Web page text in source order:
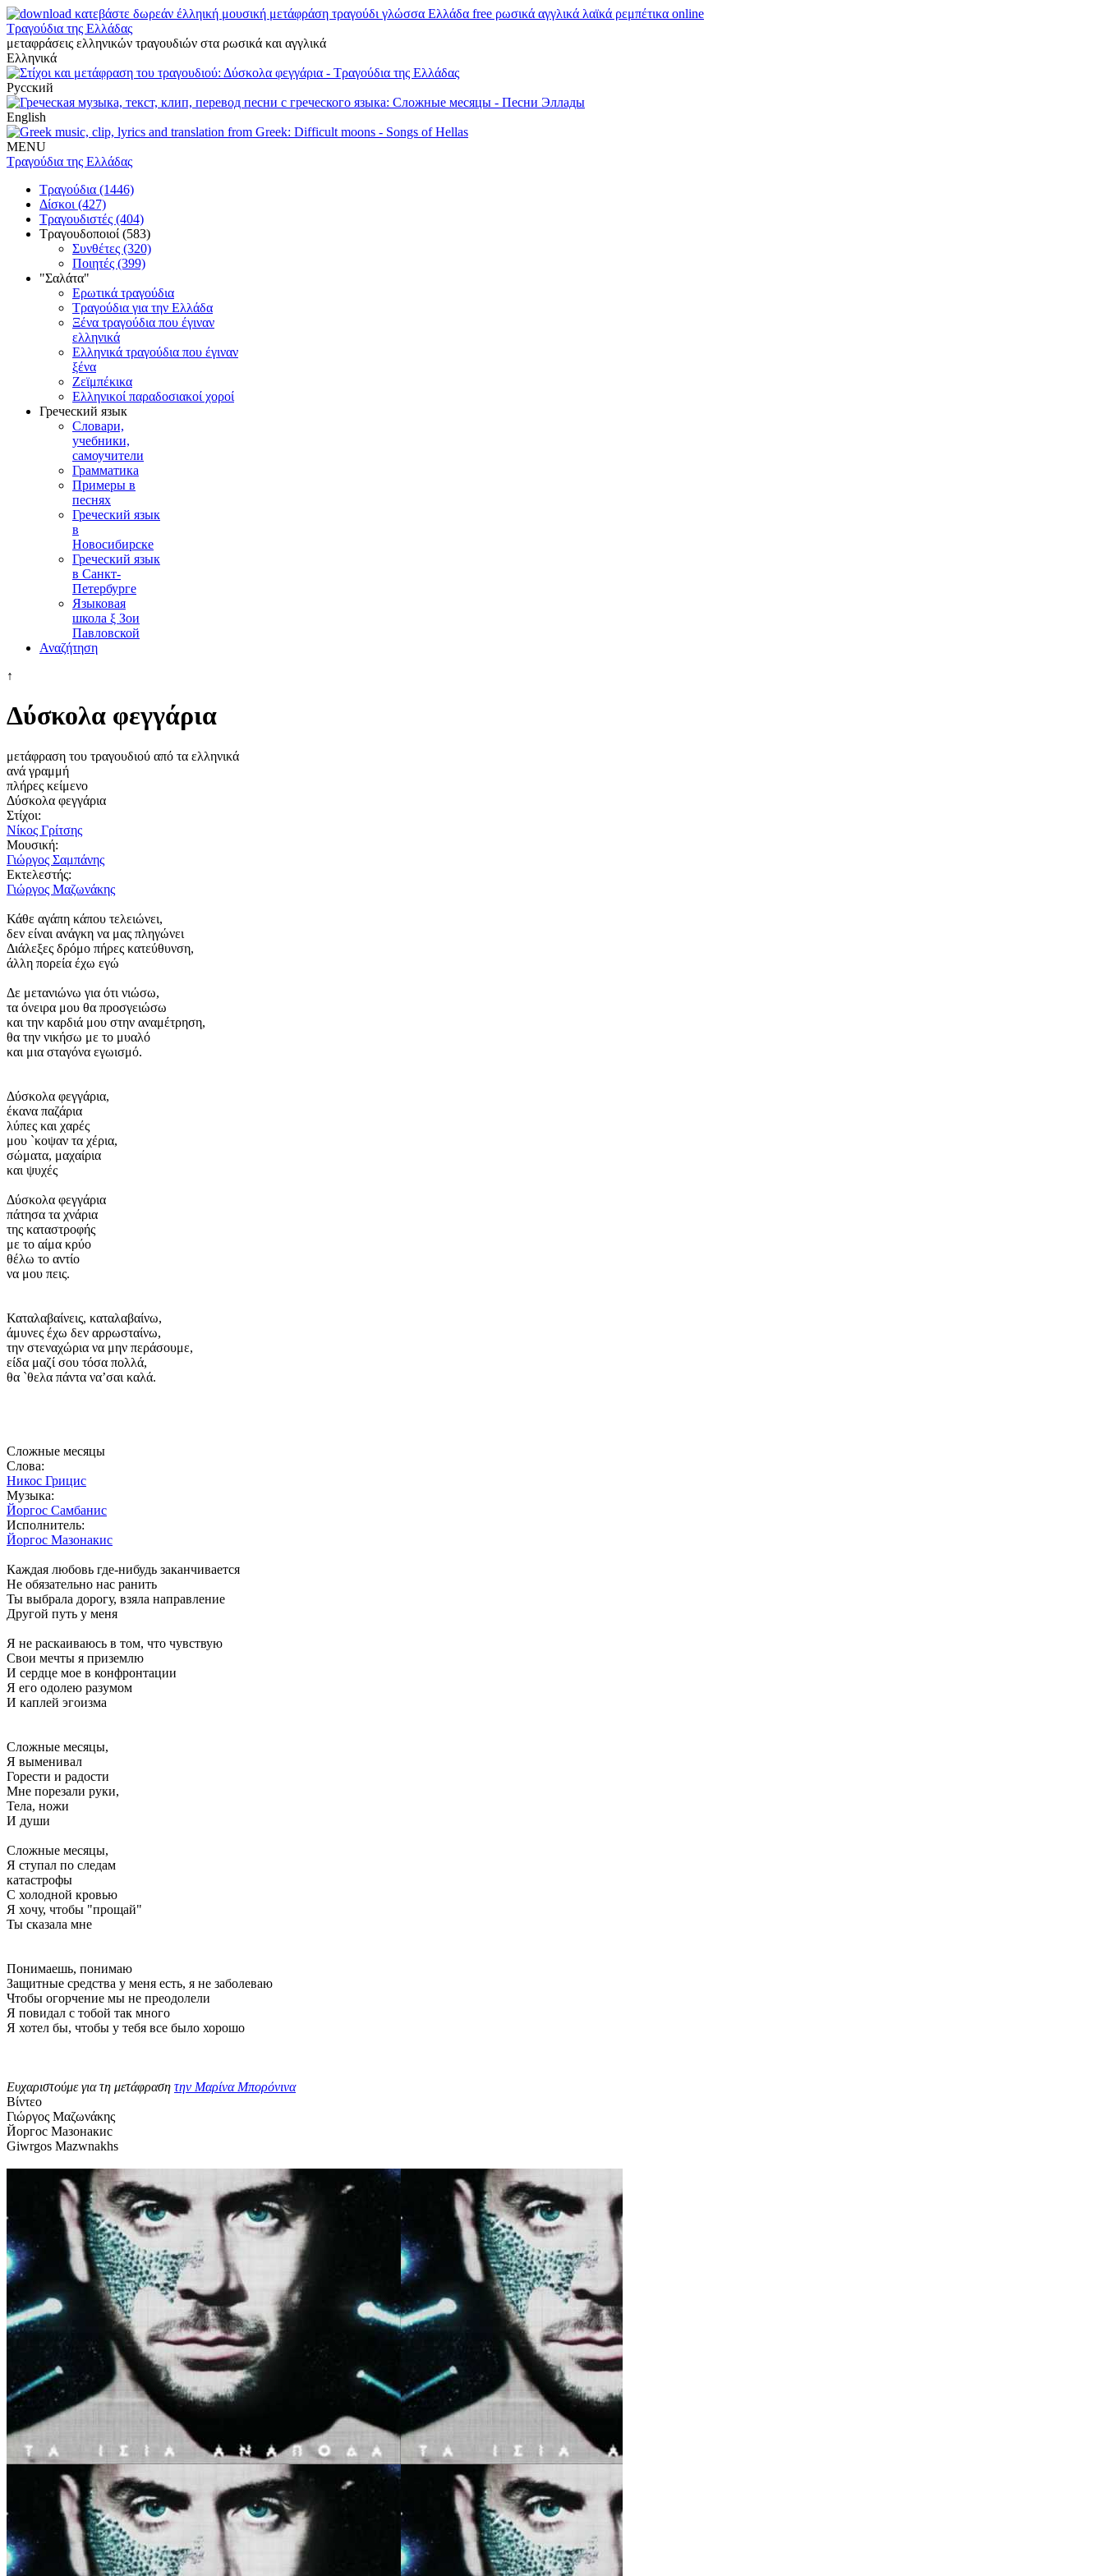
Τραγούδια της Ελλάδας
μεταφράσεις ελληνικών τραγουδιών στα ρωσικά και αγγλικά
Ελληνικά
Русский
English
MENU
Τραγούδια της Ελλάδας
Τραγούδια (1446)
Δίσκοι (427)
Τραγουδιστές (404)
Τραγουδοποιοί (583)
Συνθέτες (320)
Ποιητές (399)
"Σαλάτα"
Ερωτικά τραγούδια
Τραγούδια για την Ελλάδα
Ξένα τραγούδια που έγιναν
ελληνικά
Ελληνικά τραγούδια που έγιναν
ξένα
Ζεϊμπέκικα
Ελληνικοί παραδοσιακοί χοροί
Греческий язык
Словари,
учебники,
самоучители
Грамматика
Примеры в
песнях
Греческий язык
в
Новосибирске
Греческий язык
в Санкт-
Петербурге
Языковая
школа ξ Зои
Павловской
Αναζήτηση
↑
Δύσκολα φεγγάρια
μετάφραση του τραγουδιού από τα ελληνικά
ανά γραμμή
πλήρες κείμενο
Δύσκολα φεγγάρια
Στίχοι:
Νίκος Γρίτσης
Μουσική:
Γιώργος Σαμπάνης
Εκτελεστής:
Γιώργος Μαζωνάκης
Κάθε αγάπη κάπου τελειώνει,
δεν είναι ανάγκη να μας πληγώνει
Διάλεξες δρόμο πήρες κατεύθυνση,
άλλη πορεία έχω εγώ
Δε μετανιώνω για ότι νιώσω,
τα όνειρα μου θα προσγειώσω
και την καρδιά μου στην αναμέτρηση,
θα την νικήσω με το μυαλό
και μια σταγόνα εγωισμό.
Δύσκολα φεγγάρια,
έκανα παζάρια
λύπες και χαρές
μου `κοψαν τα χέρια,
σώματα, μαχαίρια
και ψυχές
Δύσκολα φεγγάρια
πάτησα τα χνάρια
της καταστροφής
με το αίμα κρύο
θέλω το αντίο
να μου πεις.
Καταλαβαίνεις, καταλαβαίνω,
άμυνες έχω δεν αρρωσταίνω,
την στεναχώρια να μην περάσουμε,
είδα μαζί σου τόσα πολλά,
θα `θελα πάντα να’σαι καλά.
Сложные месяцы
Слова:
Никос Грицис
Музыка:
Йоргос Самбанис
Исполнитель:
Йоргос Мазонакис
Каждая любовь где-нибудь заканчивается
Не обязательно нас ранить
Ты выбрала дорогу, взяла направление
Другой путь у меня
Я не раскаиваюсь в том, что чувствую
Свои мечты я приземлю
И сердце мое в конфронтации
Я его одолею разумом
И каплей эгоизма
Сложные месяцы,
Я выменивал
Горести и радости
Мне порезали руки,
Тела, ножи
И души
Сложные месяцы,
Я ступал по следам
катастрофы
С холодной кровью
Я хочу, чтобы "прощай"
Ты сказала мне
Понимаешь, понимаю
Защитные средства у меня есть, я не заболеваю
Чтобы огорчение мы не преодолели
Я повидал с тобой так много
Я хотел бы, чтобы у тебя все было хорошо
Ευχαριστούμε για τη μετάφραση την Μαρίνα Μπορόνινα
Βίντεο
Γιώργος Μαζωνάκης
Йоргос Мазонакис
Giwrgos Mazwnakhs